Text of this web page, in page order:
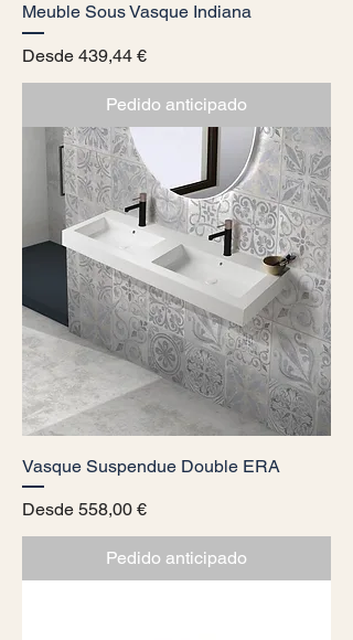
Meuble Sous Vasque Indiana
Desde 439,44 €
Precio de oferta
Pedido anticipado
Vasque Suspendue Double ERA
Desde 558,00 €
Precio de oferta
Pedido anticipado